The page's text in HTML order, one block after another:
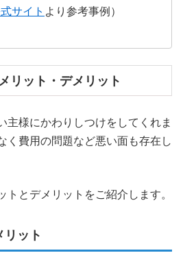
サイト より参考事例）
リット・デメリット
主様にかわりしつけをしてくれま
く費用の問題など悪い面も存在し
トとデメリットをご紹介します。
リット